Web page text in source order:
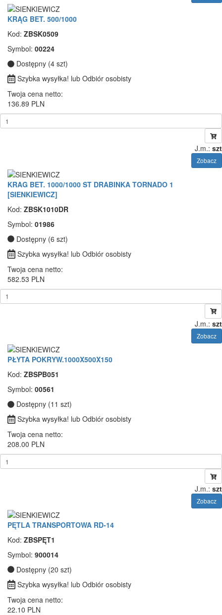
KRĄG BET. 500/1000
Kod: ZBSK0509
Symbol: 00224
Dostępny (4 szt)
Szybka wysyłka! lub Odbiór osobisty
Twoja cena netto:
136.89 PLN
J.m.: szt
Zobacz
KRAG BET. 1000/1000 ST DRABINKA TORNADO 1
[SIENKIEWICZ]
Kod: ZBSK1010DR
Symbol: 01986
Dostępny (6 szt)
Szybka wysyłka! lub Odbiór osobisty
Twoja cena netto:
582.53 PLN
J.m.: szt
Zobacz
PŁYTA POKRYW.1000X500X150
Kod: ZBSPB051
Symbol: 00561
Dostępny (11 szt)
Szybka wysyłka! lub Odbiór osobisty
Twoja cena netto:
208.00 PLN
J.m.: szt
Zobacz
PĘTLA TRANSPORTOWA RD-14
Kod: ZBSPĘT1
Symbol: 900014
Dostępny (20 szt)
Szybka wysyłka! lub Odbiór osobisty
Twoja cena netto:
22.10 PLN